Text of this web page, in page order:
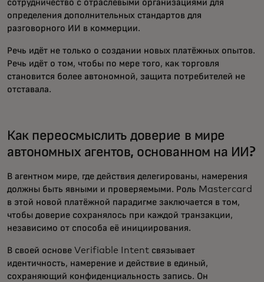
сотрудничество с отраслевыми организациями для
определения дополнительных стандартов для
разговорного ИИ в коммерции.
Речь идёт не только о создании новых платёжных опытов.
Речь идёт о том, чтобы по мере того, как торговля
становится более автономной, защита потребителей не
отставала.
Как переосмыслить доверие в мире
автономных агентов, основанном на ИИ?
В агентном мире, где действия делегированы, намерения
должны быть явными и проверяемыми. Роль Mastercard
в этой новой платёжной парадигме заключается в том,
чтобы доверие сохранялось при каждой транзакции,
независимо от способа её инициирования.
В своей основе Verifiable Intent связывает
идентичность, намерение и действие в единый,
сохраняющий конфиденциальность запись. Он